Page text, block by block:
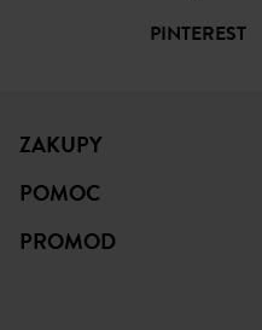
PINTEREST
ZAKUPY
POMOC
PROMOD